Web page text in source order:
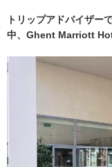
トリップアドバイザー
中、Ghent Marriott